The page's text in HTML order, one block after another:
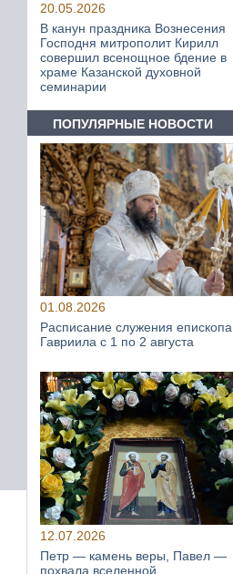
20.05.2026
В канун праздника Вознесения
Господня митрополит Кирилл
совершил всенощное бдение в
храме Казанской духовной
семинарии
ПОПУЛЯРНЫЕ НОВОСТИ
01.08.2026
Расписание служения епископа
Гавриила с 1 по 2 августа
12.07.2026
Петр — камень веры, Павел —
похвала вселенной